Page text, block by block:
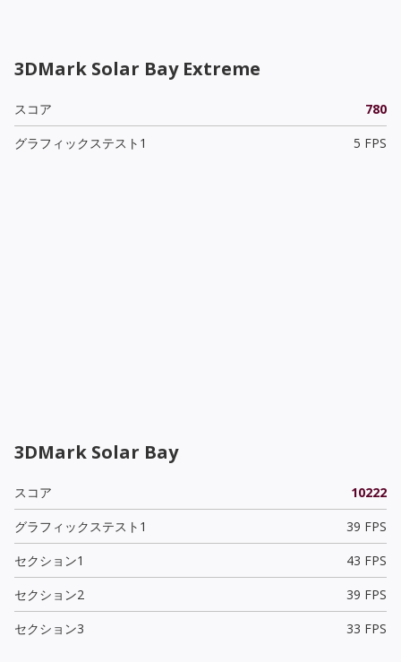
3DMark Solar Bay Extreme
スコア
780
グラフィックステスト1
5 FPS
3DMark Solar Bay
スコア
10222
グラフィックステスト1
39 FPS
セクション1
43 FPS
セクション2
39 FPS
セクション3
33 FPS